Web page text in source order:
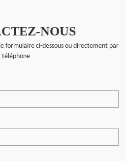
NOUS
formulaire ci-dessous ou directement par
téléphone